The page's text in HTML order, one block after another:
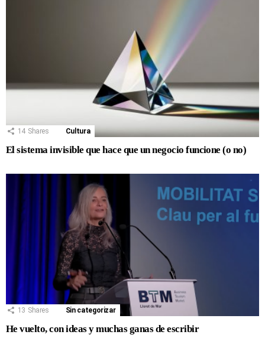
14 Shares Cultura
El sistema invisible que hace que un negocio funcione (o no)
13 Shares Sin categorizar
He vuelto, con ideas y muchas ganas de escribir